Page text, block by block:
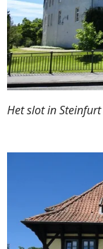
Het slot in Steinfurt